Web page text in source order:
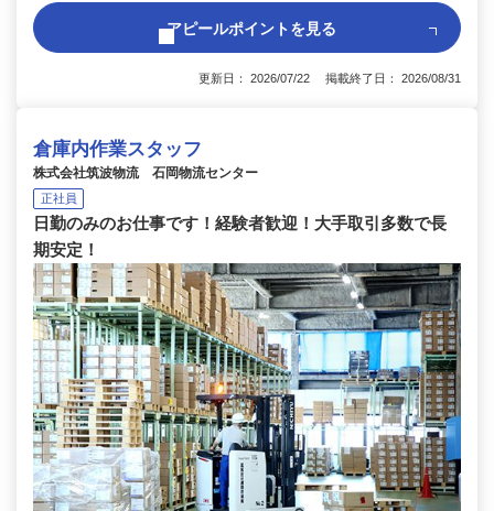
アピールポイントを見る
更新日： 2026/07/22 掲載終了日： 2026/08/31
倉庫内作業スタッフ
株式会社筑波物流 石岡物流センター
正社員
日勤のみのお仕事です！経験者歓迎！大手取引多数で長
期安定！